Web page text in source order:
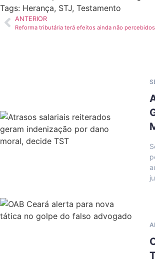
Tags: Herança, STJ, Testamento
ANTERIOR
Reforma tributária terá efeitos ainda não